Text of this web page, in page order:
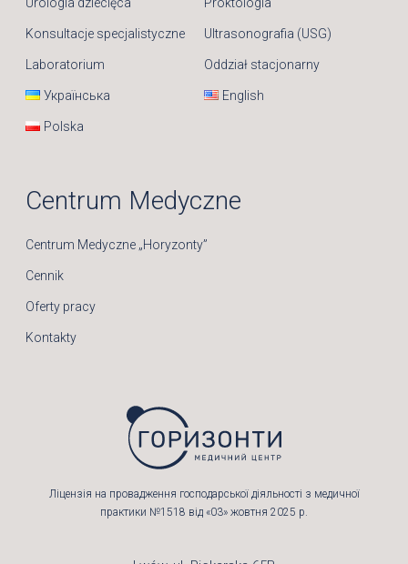
Konsultacje specjalistyczne Ultrasonografia (USG)
Laboratorium Oddział stacjonarny
Українська English
Polska
Centrum Medyczne
Centrum Medyczne „Horyzonty”
Cennik
Oferty pracy
Kontakty
Ліцензія на провадження господарської діяльності з медичної
практики №1518 від «03» жовтня 2025 р.